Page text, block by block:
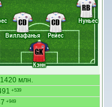
Кэнн
Виллафанья
Рейес
Нуньес
GK
CD CD
RB
1420 млн.
+539
+949